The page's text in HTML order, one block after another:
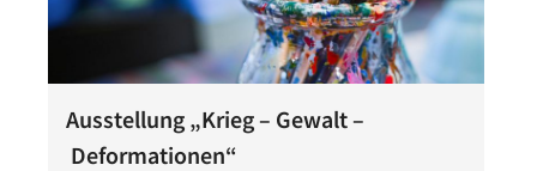
Ausstellung „Krieg – Gewalt –
Deformationen“